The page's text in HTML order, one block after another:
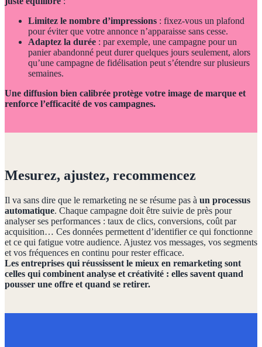
Limitez le nombre d’impressions : fixez-vous un plafond
pour éviter que votre annonce n’apparaisse sans cesse.
Adaptez la durée : par exemple, une campagne pour un
panier abandonné peut durer quelques jours seulement, alors
qu’une campagne de fidélisation peut s’étendre sur plusieurs
semaines.
Une diffusion bien calibrée protège votre image de marque et
renforce l’efficacité de vos campagnes.
Mesurez, ajustez, recommencez
Il va sans dire que le remarketing ne se résume pas à un processus
automatique. Chaque campagne doit être suivie de près pour
analyser ses performances : taux de clics, conversions, coût par
acquisition… Ces données permettent d’identifier ce qui fonctionne
et ce qui fatigue votre audience. Ajustez vos messages, vos segments
et vos fréquences en continu pour rester efficace.
Les entreprises qui réussissent le mieux en remarketing sont
celles qui combinent analyse et créativité : elles savent quand
pousser une offre et quand se retirer.